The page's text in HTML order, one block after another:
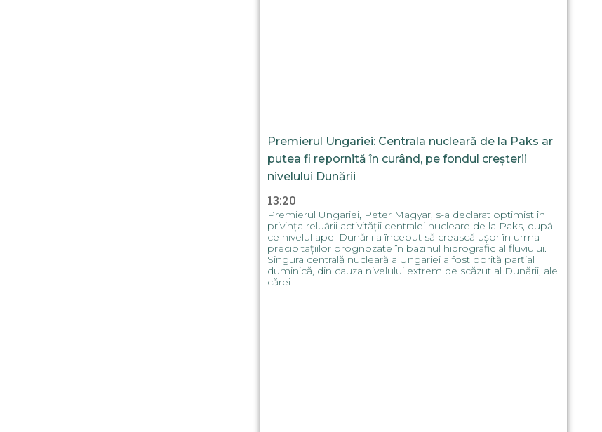
Premierul Ungariei: Centrala nucleară de la Paks ar
putea fi repornită în curând, pe fondul creșterii
nivelului Dunării
13:20
Premierul Ungariei, Peter Magyar, s-a declarat optimist în
privința reluării activității centralei nucleare de la Paks, după
ce nivelul apei Dunării a început să crească ușor în urma
precipitațiilor prognozate în bazinul hidrografic al fluviului.
Singura centrală nucleară a Ungariei a fost oprită parțial
duminică, din cauza nivelului extrem de scăzut al Dunării, ale
cărei